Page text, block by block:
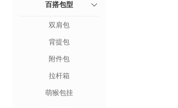
百搭包型
双肩包
背提包
附件包
拉杆箱
萌猴包挂